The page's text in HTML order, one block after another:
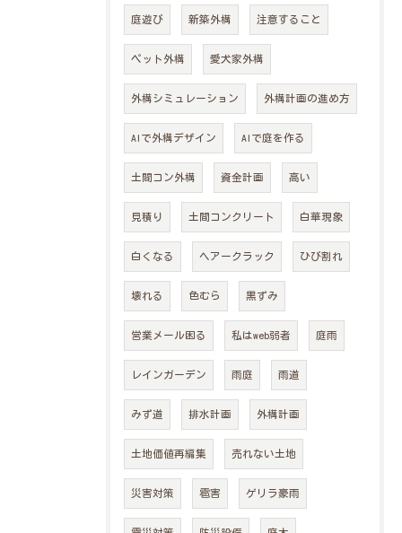
庭遊び 新築外構 注意すること
ペット外構 愛犬家外構
外構シミュレーション 外構計画の進め方
AIで外構デザイン AIで庭を作る
土間コン外構 資金計画 高い
見積り 土間コンクリート 白華現象
白くなる ヘアークラック ひび割れ
壊れる 色むら 黒ずみ
営業メール困る 私はweb弱者 庭雨
レインガーデン 雨庭 雨道
みず道 排水計画 外構計画
土地価値再編集 売れない土地
災害対策 雹害 ゲリラ豪雨